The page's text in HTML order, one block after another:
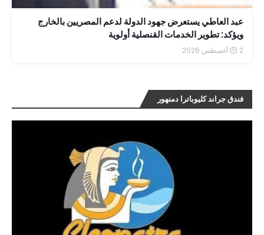
عبد العاطي يستعرض جهود الدولة لدعم المصريين بالخارج
ويؤكد: تطوير الخدمات القنصلية أولوية
2 أغسطس 2026
فندق جراند كليوباترا دمنهور